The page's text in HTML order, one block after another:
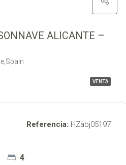
VENTA
ALICANTE –
Referencia: HZabj05197
4